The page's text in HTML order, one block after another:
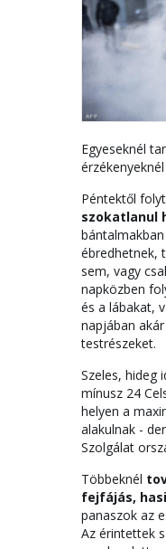
Egyeseknél
Péntektől
szokatlanul
ébredhetnek,
sem, vagy
napközben
és a lábakat,
napjában
testrészeket.
Szeles, hideg
mínusz 24
helyen a
alakulnak -
Szolgálat
Többeknél
fejfájás,
panaszok az
Az érintettek